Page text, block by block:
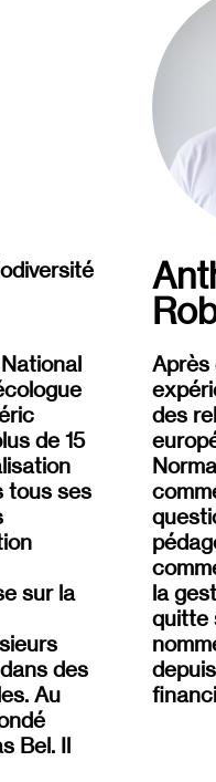
de 15
tous ses
sur la
des
Au
Bel. Il
Après
des
la
quitte